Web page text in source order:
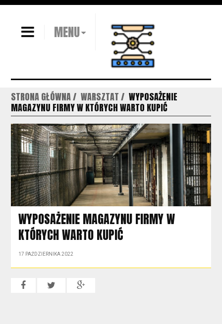
MENU
STRONA GŁÓWNA WARSZTAT
WYPOSAŻENIE
MAGAZYNU FIRMY W KTÓRYCH WARTO KUPIĆ
WYPOSAŻENIE MAGAZYNU FIRMY W
KTÓRYCH WARTO KUPIĆ
17 PAŹDZIERNIKA 2022